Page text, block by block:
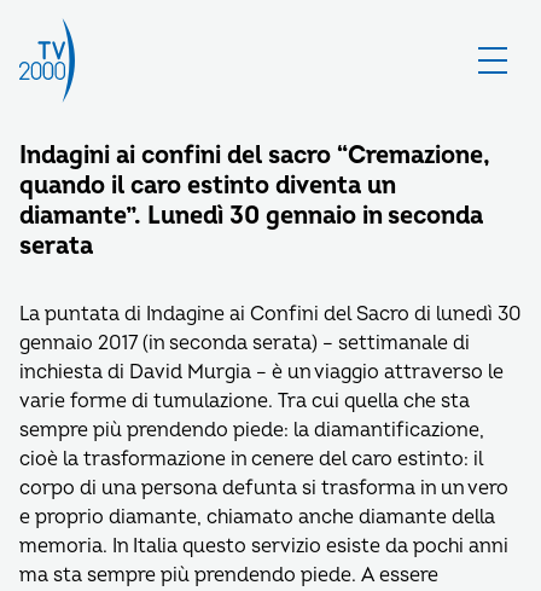
Indagini ai confini del sacro “Cremazione,
quando il caro estinto diventa un
diamante”. Lunedì 30 gennaio in seconda
serata
La puntata di Indagine ai Confini del Sacro di lunedì 30
gennaio 2017 (in seconda serata) – settimanale di
inchiesta di David Murgia – è un viaggio attraverso le
varie forme di tumulazione. Tra cui quella che sta
sempre più prendendo piede: la diamantificazione,
cioè la trasformazione in cenere del caro estinto: il
corpo di una persona defunta si trasforma in un vero
e proprio diamante, chiamato anche diamante della
memoria. In Italia questo servizio esiste da pochi anni
ma sta sempre più prendendo piede. A essere